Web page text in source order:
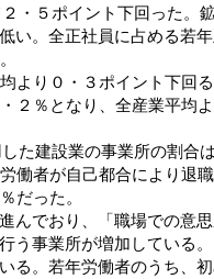
・５ポイント下回った。
い。全正社員に占める若
より０・３ポイント下回
２％となり、全産業平均よ
た建設業の事業所の割合は
働者が自己都合により退
だった。
んでおり、「職場での意思
う事業所が増加している。
る。若年労働者のうち、初